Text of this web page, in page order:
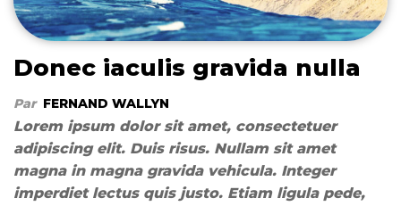
Donec iaculis gravida nulla
Par FERNAND WALLYN
Lorem ipsum dolor sit amet, consectetuer
adipiscing elit. Duis risus. Nullam sit amet
magna in magna gravida vehicula. Integer
imperdiet lectus quis justo. Etiam ligula pede,